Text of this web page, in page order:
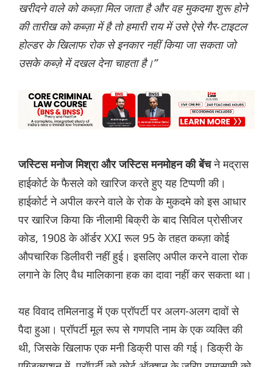
खरीदने वाले को कब्ज़ा मिल जाता है और वह मुकदमा शुरू होने
की तारीख को कब्ज़ा में है तो हमारी राय में उसे ऐसे गैर-टाइटल
होल्डर के खिलाफ रोक से इनकार नहीं किया जा सकता जो
उसके कब्ज़े में दखल देना चाहता है।”
जस्टिस मनोज मिश्रा और जस्टिस मनमोहन की बेंचने मद्रास
हाईकोर्ट के फैसले को खारिज करते हुए यह टिप्पणी की।
हाईकोर्ट ने अपील करने वाले के रोक के मुकदमे को इस आधार
पर खारिज किया कि नीलामी बिक्री के बाद सिविल प्रोसीजर
कोड, 1908 के ऑर्डर XXI रूल 95 के तहत कब्ज़ा कोई
औपचारिक डिलीवरी नहीं हुई। इसलिए अपील करने वाला रोक
लगाने के लिए वैध मालिकाना हक का दावा नहीं कर सकता था।
यह विवाद तमिलनाडु में एक प्रॉपर्टी पर अलग-अलग दावों से
पैदा हुआ। प्रॉपर्टी मूल रूप से गणपति नाम के एक व्यक्ति की
थी, जिसके खिलाफ एक मनी डिक्री पास की गई। डिक्री के